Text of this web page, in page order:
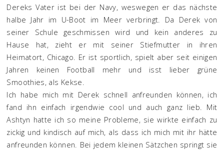
Dereks Vater ist bei der Navy, weswegen er das nächste
halbe Jahr im U-Boot im Meer verbringt. Da Derek von
seiner Schule geschmissen wird und kein anderes zu
Hause hat, zieht er mit seiner Stiefmutter in ihren
Heimatort, Chicago. Er ist sportlich, spielt aber seit einigen
Jahren keinen Football mehr und isst lieber grüne
Smoothies, als Kekse.
Ich habe mich mit Derek schnell anfreunden können, ich
fand ihn einfach irgendwie cool und auch ganz lieb. Mit
Ashtyn hatte ich so meine Probleme, sie wirkte einfach zu
zickig und kindisch auf mich, als dass ich mich mit ihr hätte
anfreunden können. Bei jedem kleinen Sätzchen springt sie